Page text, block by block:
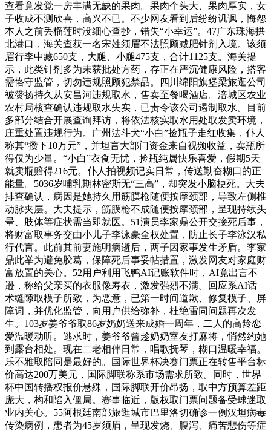
查看竟发觉一房丰满无缺的果肉。果肉个头大、果肉厚实，女
子收成不测欣喜，高兴不已。不少网友看到后纷纷讥讽，悔怨
本人之前丢榴莲时没细心查抄，错失“小幸运”。47广东珠海拱
北港口，海关查获一名宋姓须眉不法照顾减肥针剂入境。该须
眉行李中藏650支，大腿、小腿475支，合计1125支。海关提
示，此类针剂多为未获批处方药，存正在严沉健康风险，搭客
需恪守监管，切勿违规照顾犯禁品。四川绵阳旗堡梁旅逛公司
被赞扬持久从安昌河违规取水，售卖至餐喝酒店。涪城区农业
农村局核查确认违规取水失实，已责令该公司遏制取水。目前
多部分结合开展查询拜访，将依法核实取水用处取发卖环境，
庄重处置违规行为。广州法斗犬“小白”捡瓶子走红收集，仆人
称其“攒下10万元”，并坦言大部门资金来自视频收益，卖瓶所
得仅为少量。“小白”衣食无忧，捡瓶纯属快乐喜爱，假期5天
就卖瓶赔得216元。仆人拍视频记实日常，传送勤奋糊口的正
能量。5036岁哺乳期林密斯无“三高”，却突发小脑梗死。大夫
排查确认，病因是她持久用筋膜枪随便按摩颈部，导致左侧椎
动脉夹层。大夫提示，筋膜枪不成随便按摩颈部，呈现持续头
晕、肢体等症状需当即就医。51演员李家鼎公开交接死后事，
将财富取事务交由小儿子李泳豪全权处置，防止长子李泳汉私
行代言。此前其前妻施明病逝后，两子因家事发生矛盾。李家
鼎此举为避免胶葛，保障死后事妥帖措置，激发网友对家庭财
富放置的关心。52用户利用飞鸭AI记账软件时，AI竟出言不
逊，称给父亲买的衣服像寿衣，激发强烈不满。回应系AI话
术缝隙取模子所致，为恶意，已第一时间道歉、修复模子、屏
障词，并优化监管，向用户供给弥补，杜绝雷同问题再次发
生。103岁姜爷爷取86岁奶奶送来成婚一周年，二人的高龄恋
爱温暖动听。逃求时，姜爷爷曾趁奶奶室友打麻将，悄然约她
到露台相处。现在二老相伴日常，唱歌抚琴，糊口温暖幸福。
乐不雅取陪同是最好的。国际世界杯决赛门票正在转售平台标
价高达200万美元，国际脚联称系市场需求所致。同时，世界
杯中国转播权报价悬殊，国际脚联开价昂扬，取中方预算差距
庞大，构和陷入僵局。赛事临近，版权取门票问题备受球迷取
业内关心。55阿根廷南部旅逛城市巴里洛切确诊一例汉坦病毒
传染病例，患者为45岁须眉，呈现发烧、腹泻、痛苦悲伤等症